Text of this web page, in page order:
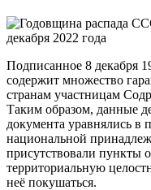
Подписанное 8 декабря
содержит множество
странам участницам
Таким образом, данные
документа уравнялись в
национальной
присутствовали пункты
территориальную
неё покушаться.